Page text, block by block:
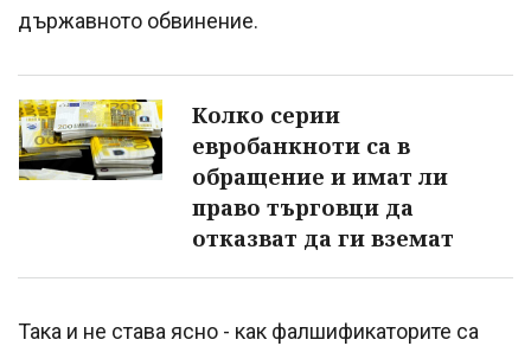
държавното обвинение.
Колко серии
евробанкноти са в
обращение и имат ли
право търговци да
отказват да ги вземат
Така и не става ясно - как фалшификаторите са